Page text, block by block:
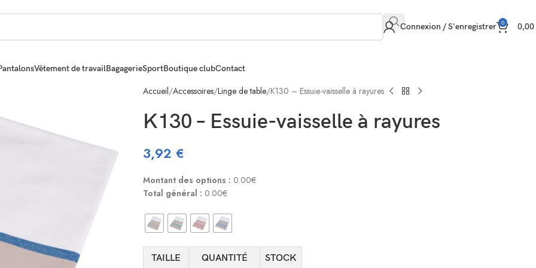
Connexion / S'enregistrer 0 0,00
Vêtement de travailBagagerieSportBoutique clubContact
Accueil Accessoires Linge de table K130 – Essuie-vaisselle à rayures
K130 – Essuie-vaisselle à rayures
3,92 €
Montant des options : 0.00€
Total général : 0.00€
TAILLE QUANTITÉ STOCK